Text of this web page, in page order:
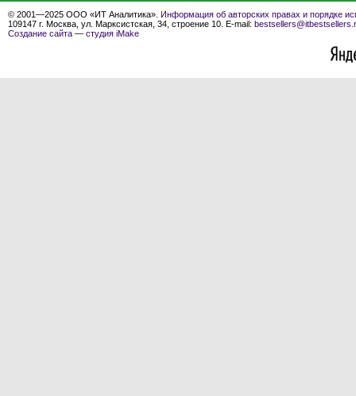
© 2001—2025 ООО «ИТ Аналитика». Информация об авторских правах и порядке
109147 г. Москва, ул. Марксистская, 34, строение 10. E-mail:
Создание сайта — студия iMake